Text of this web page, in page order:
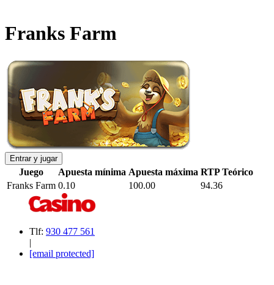
Franks Farm
Entrar y jugar
Juego Apuesta mínima Apuesta máxima RTP Teórico
Franks Farm 0.10 100.00 94.36
Tlf: 930 477 561
|
[email protected]